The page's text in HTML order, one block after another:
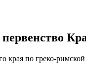
края по греко-